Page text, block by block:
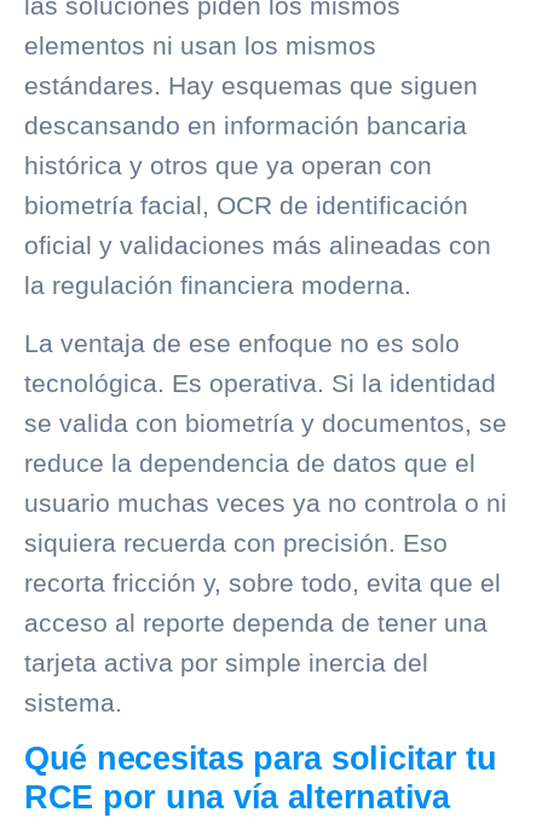
las soluciones piden los mismos
elementos ni usan los mismos
estándares. Hay esquemas que siguen
descansando en información bancaria
histórica y otros que ya operan con
biometría facial, OCR de identificación
oficial y validaciones más alineadas con
la regulación financiera moderna.
La ventaja de ese enfoque no es solo
tecnológica. Es operativa. Si la identidad
se valida con biometría y documentos, se
reduce la dependencia de datos que el
usuario muchas veces ya no controla o ni
siquiera recuerda con precisión. Eso
recorta fricción y, sobre todo, evita que el
acceso al reporte dependa de tener una
tarjeta activa por simple inercia del
sistema.
Qué necesitas para solicitar tu
RCE por una vía alternativa